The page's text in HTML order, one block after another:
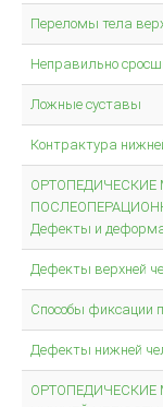
Переломы тела
Неправильно
Ложные суставы
Контрактура
Дефекты и
Дефекты верхней
Способы фиксации
Дефекты нижней